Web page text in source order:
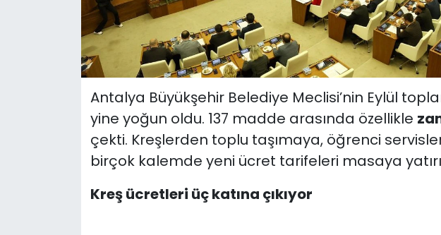
Antalya Büyükşehir Belediye Meclisi’nin Eylül
yine yoğun oldu. 137 madde arasında özellikle
çekti. Kreşlerden toplu taşımaya, öğrenci
birçok kalemde yeni ücret tarifeleri masaya
Kreş ücretleri üç katına çıkıyor